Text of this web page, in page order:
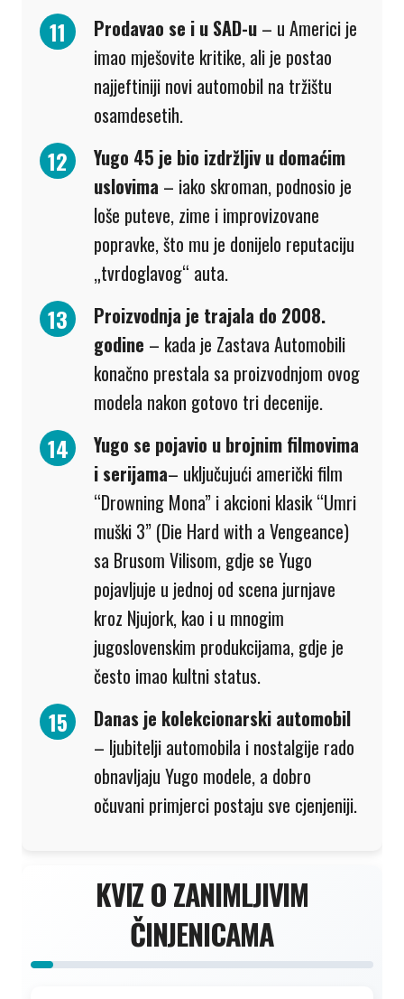
Prodavao se i u SAD-u – u Americi je
imao mješovite kritike, ali je postao
najjeftiniji novi automobil na tržištu
osamdesetih.
Yugo 45 je bio izdržljiv u domaćim
uslovima – iako skroman, podnosio je
loše puteve, zime i improvizovane
popravke, što mu je donijelo reputaciju
„tvrdoglavog“ auta.
Proizvodnja je trajala do 2008.
godine – kada je Zastava Automobili
konačno prestala sa proizvodnjom ovog
modela nakon gotovo tri decenije.
Yugo se pojavio u brojnim filmovima
i serijama– uključujući američki film
“Drowning Mona” i akcioni klasik“Umri
muški 3” (Die Hard with a Vengeance)
sa Brusom Vilisom, gdje se Yugo
pojavljuje u jednoj od scena jurnjave
kroz Njujork, kao i u mnogim
jugoslovenskim produkcijama, gdje je
često imao kultni status.
Danas je kolekcionarski automobil
– ljubitelji automobila i nostalgije rado
obnavljaju Yugo modele, a dobro
očuvani primjerci postaju sve cjenjeniji.
KVIZ O ZANIMLJIVIM
ČINJENICAMA